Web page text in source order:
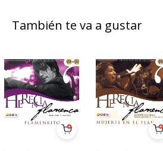
También te va a gustar